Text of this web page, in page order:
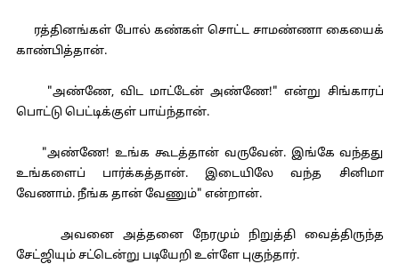
ரத்தினங்கள் போல் கண்கள் சொட்ட சாமண்ணா கையைக்
காண்பித்தான்.
"அண்ணே, விட மாட்டேன் அண்ணே!" என்று சிங்காரப்
பொட்டு பெட்டிக்குள் பாய்ந்தான்.
"அண்ணே! உங்க கூடத்தான் வருவேன். இங்கே வந்தது
உங்களைப் பார்க்கத்தான். இடையிலே வந்த சினிமா
வேணாம். நீங்க தான் வேணும்" என்றான்.
அவனை அத்தனை நேரமும் நிறுத்தி வைத்திருந்த
சேட்ஜியும் சட்டென்று படியேறி உள்ளே புகுந்தார்.